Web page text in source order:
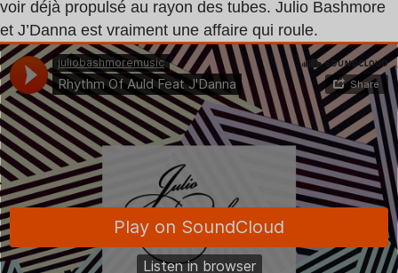
voir déjà propulsé au rayon des tubes. Julio Bashmore
et J’Danna est vraiment une affaire qui roule.